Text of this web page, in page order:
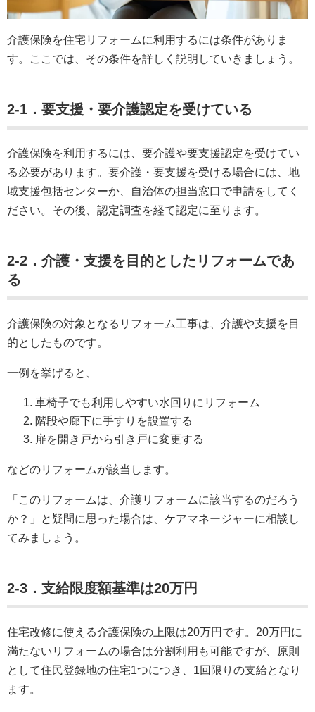
介護保険を住宅リフォームに利用するには条件がありま
す。ここでは、その条件を詳しく説明していきましょう。
2-1．要支援・要介護認定を受けている
介護保険を利用するには、要介護や要支援認定を受けてい
る必要があります。要介護・要支援を受ける場合には、地
域支援包括センターか、自治体の担当窓口で申請をしてく
ださい。その後、認定調査を経て認定に至ります。
2-2．介護・支援を目的としたリフォームであ
る
介護保険の対象となるリフォーム工事は、介護や支援を目
的としたものです。
一例を挙げると、
車椅子でも利用しやすい水回りにリフォーム
階段や廊下に手すりを設置する
扉を開き戸から引き戸に変更する
などのリフォームが該当します。
「このリフォームは、介護リフォームに該当するのだろう
か？」と疑問に思った場合は、ケアマネージャーに相談し
てみましょう。
2-3．支給限度額基準は20万円
住宅改修に使える介護保険の上限は20万円です。20万円に
満たないリフォームの場合は分割利用も可能ですが、原則
として住民登録地の住宅1つにつき、1回限りの支給となり
ます。